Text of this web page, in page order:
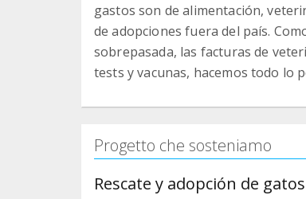
gastos son de alimentación,
de adopciones fuera del país.
sobrepasada, las facturas de
tests y vacunas, hacemos todo lo
Progetto che sosteniamo
Rescate y adopción de gatos